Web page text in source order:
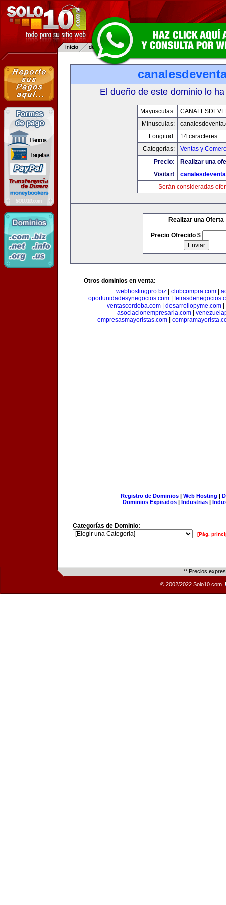
El dueño de este dominio lo
Mayusculas:
Minusculas:
Longitud:
14 caracteres
Categorias:
Ventas y
Precio:
Realizar una
Visitar!
Serán consideradas
Realizar una Oferta
Precio Ofrecido $
Otros dominios en venta:
webhostingpro.biz| clubcompra.com|
oportunidadesynegocios.com|
ventascordoba.com| desarrollopyme.com|
asociacionempresaria.com
empresasmayoristas.com|
Registro de Dominios| Web Hosting |
Dominios Expirados | Industrias |
Categorías de Dominio:
[Pág.
** Precios
© 2002/2022 Solo10.com